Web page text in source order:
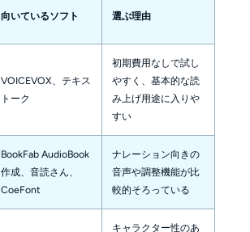
向いているソフト 選ぶ理由
VOICEVOX、テキス
トーク
初期費用なしで試し
やすく、基本的な読
み上げ用途に入りや
すい
BookFab AudioBook
作成、音読さん、
CoeFont
ナレーション向きの
音声や調整機能が比
較的そろっている
キャラクター性のあ